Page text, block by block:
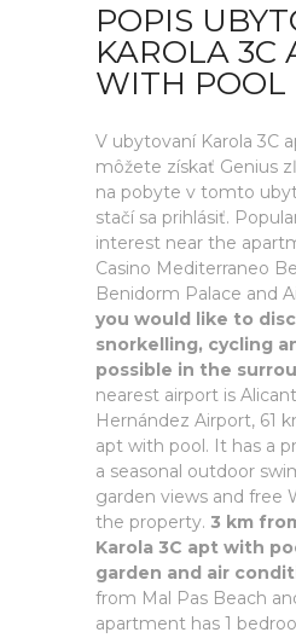
POPIS
KAROLA 3C
WITH POOL
V ubytovaní Karola 3C
môžete získať Genius
na pobyte v tomto
stačí sa prihlásiť.
interest near the
Casino Mediterraneo
Benidorm Palace and
you would like to
snorkelling, cycling
possible in the
nearest airport is
Hernández Airport, 61
apt with pool. It has a
a seasonal outdoor
garden views and free
the property. 3 km
Karola 3C apt with
garden and air
from Mal Pas Beach
apartment has 1